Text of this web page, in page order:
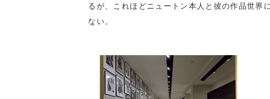
るが、これほどニュートン本人と彼の作品世界
ない。